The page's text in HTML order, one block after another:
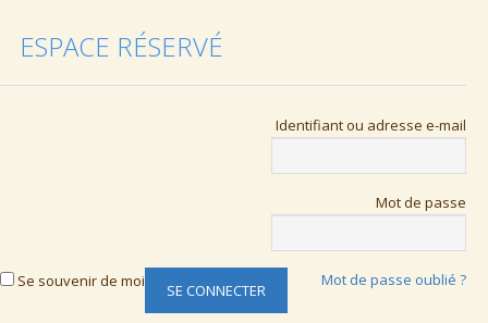
ESPACE RÉSERVÉ
Identifiant ou adresse e-mail
Mot de passe
Se souvenir de moi Mot de passe oublié ?